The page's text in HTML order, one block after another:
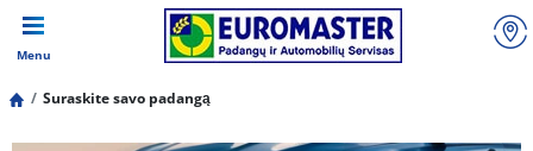
Menu
Suraskite savo padangą